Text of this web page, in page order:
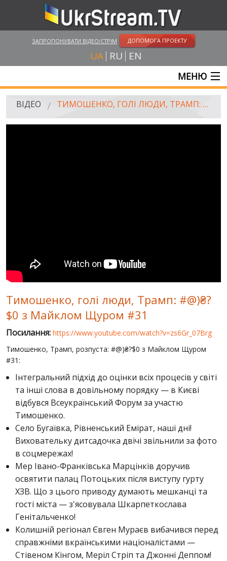
ЗАПРОПОНУВАТИ ВІДЕО/СТРІМ ДОПОМОГА ПРОЕКТУ
UA RU EN
МЕНЮ
ГОЛОВНА
ПУБЛІЧНІ ЛЮДИ
РОСІЙСЬКО-УКРАЇНСЬКА ВІЙНА
"WINTER ON FIRE"
ХРОНОЛОГІЯ ЄВРОМАЙДАНУ
ВІДЕО ТИМОШЕНКО, ГОЛІ ЛЮДИ, ТРАМП: #@)₴?$0 З МАЙКЛОМ ЩУРОМ #31
Тимошенко, голі люди, Трамп: #@)₴?
$0 з Майклом Щуром #31
Посилання: https://www.youtube.com/watch?v=zs6Gr_07Brg
Тимошенко, Трамп, розпуста: #@)₴?$0 з Майклом Щуром
#31:
Інтегральний підхід до оцінки всіх процесів у світі
та інші слова в довільному порядку — в Києві
відбувся Всеукраїнський Форум за участю
Тимошенко.
Село Бугаївка, Рівненський Емірат, наші дні!
Виховательку дитсадочка двічі звільнили за фото
в соцмережах!
Мер Івано-Франківська Марцінків доручив
освятити палац Потоцьких після виступу гурту
ХЗВ. Що з цього приводу думають мешканці та
гості міста — з'ясовувала Шкарпеткослава
Генітальченко!
Колишній регіонал Євген Мураєв вибачився перед
справжніми вкраїнськими націоналістами —
Стівеном Кінгом, Меріл Стріп та Джонні Деппом!